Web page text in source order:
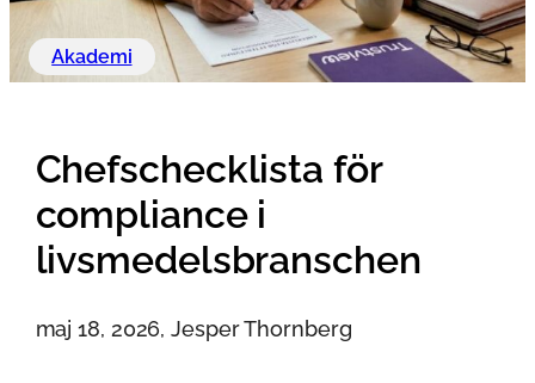
Akademi
Chefschecklista för
compliance i
livsmedelsbranschen
maj 18, 2026, Jesper Thornberg